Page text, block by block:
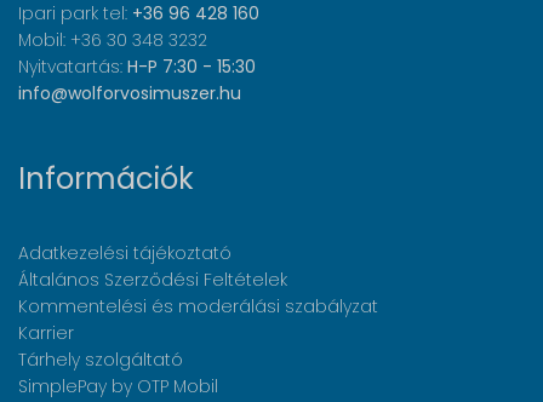
Ipari park tel: +36 96 428 160
Mobil: +36 30 348 3232
Nyitvatartás: H-P 7:30 - 15:30
info@wolforvosimuszer.hu
Információk
Adatkezelési tájékoztató
Általános Szerződési Feltételek
Kommentelési és moderálási szabályzat
Karrier
Tárhely szolgáltató
SimplePay by OTP Mobil